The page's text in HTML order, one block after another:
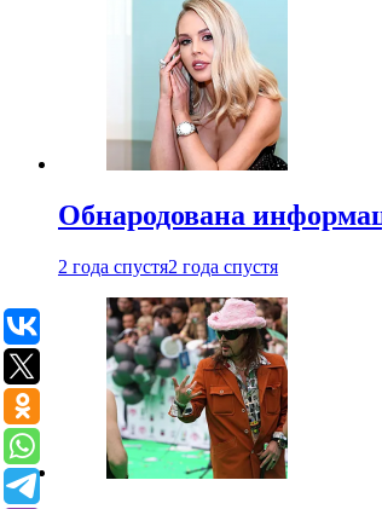
Обнародована
2 года спустя2 года спустя